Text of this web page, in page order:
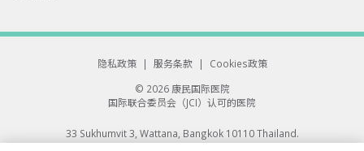
隐私政策 | 服务条款 |
Cookies政策
© 2026 康民国际医院
国际联合委员会（JCI）认可的医院
33 Sukhumvit 3, Wattana, Bangkok 10110 Thailand.
All rights reserved.